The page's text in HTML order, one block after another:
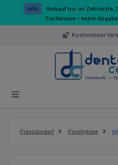
Zum Hauptinhalt springen
Info
Verkauf nur an
Fachkreise – keine
Kostenloser
Praxisbedarf Prophylaxe